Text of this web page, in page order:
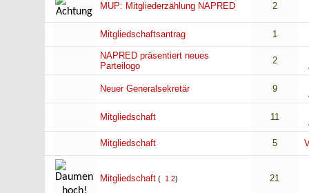
MUP: Mitgliederzählung NAPRED 2
Mitgliedschaftsantrag 1
NAPRED präsentiert neues
Parteilogo
2
Neuer Generalsekretär 9
Mitgliedschaft 11
Mitgliedschaft
5
Mitgliedschaft ( 1 2) 21